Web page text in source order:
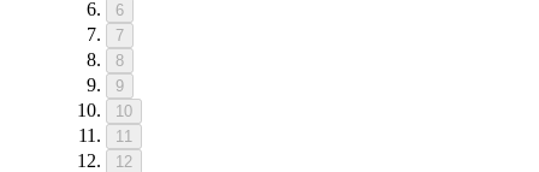
6
7
8
9
10
11
12